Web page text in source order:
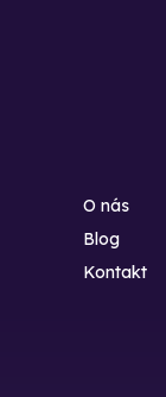
O nás
Blog
Kontakt